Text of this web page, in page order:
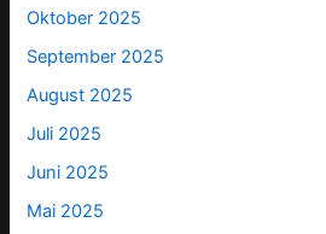
Oktober 2025
September 2025
August 2025
Juli 2025
Juni 2025
Mai 2025